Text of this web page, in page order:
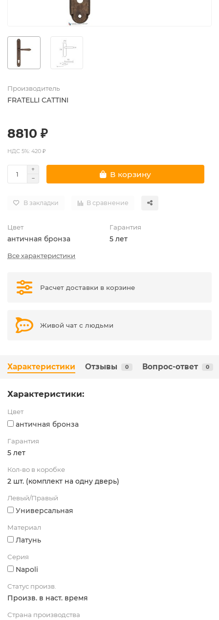
Производитель
FRATELLI CATTINI
8810 ₽
НДС 5%: 420 ₽
В корзину
В закладки В сравнение
Цвет
античная бронза
Гарантия
5 лет
Все характеристики
Расчет доставки в корзине
Живой чат с людьми
Характеристики Отзывы 0 Вопрос-ответ 0
Характеристики:
Цвет
античная бронза
Гарантия
5 лет
Кол-во в коробке
2 шт. (комплект на одну дверь)
Левый/Правый
Универсальная
Материал
Латунь
Серия
Napoli
Статус произв.
Произв. в наст. время
Страна производства